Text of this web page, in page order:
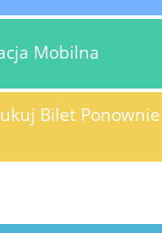
Mobilna
Bilet Ponownie